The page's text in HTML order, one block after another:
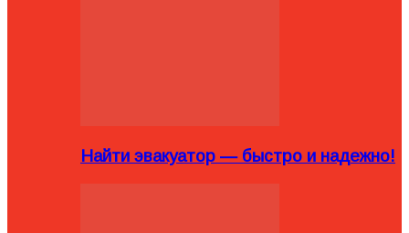
Найти эвакуатор — быстро и надежно!